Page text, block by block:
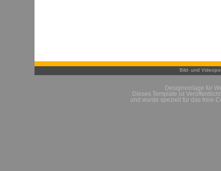
Bild- und
Designvorlage für
Dieses Template ist
und wurde speziell für das freie